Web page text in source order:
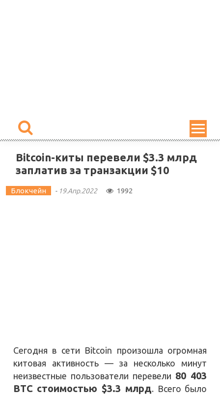
Bitcoin-киты перевели $3.3 млрд
заплатив за транзакции $10
Блокчейн - 19.Апр.2022 1992
Сегодня в сети Bitcoin произошла огромная
китовая активность — за несколько минут
неизвестные пользователи перевели 80 403
BTC стоимостью $3.3 млрд. Всего было